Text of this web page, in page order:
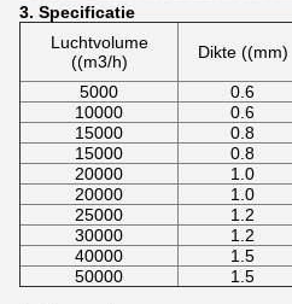
3. Specificatie
Luchtvolume
((m3/h)
Dikte ((mm)
5000
0.6
10000
0.6
15000
0.8
15000
0.8
20000
1.0
20000
1.0
25000
1.2
30000
1.2
40000
1.5
50000
1.5